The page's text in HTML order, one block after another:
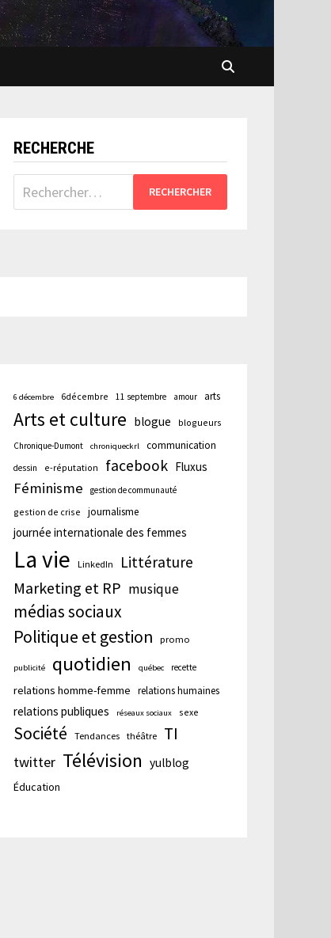
RECHERCHE
Rechercher :
6 décembre 6décembre 11 septembre amour arts
Arts et culture blogue blogueurs
Chronique-Dumont chroniqueckrl communication
dessin e-réputation facebook Fluxus
Féminisme gestion de communauté
gestion de crise journalisme
journée internationale des femmes
La vie LinkedIn Littérature
Marketing et RP musique
médias sociaux
Politique et gestion
promo
publicité quotidien québec recette
relations homme-femme relations humaines
relations publiques réseaux sociaux sexe
Société Tendances théâtre TI
twitter Télévision yulblog
Éducation